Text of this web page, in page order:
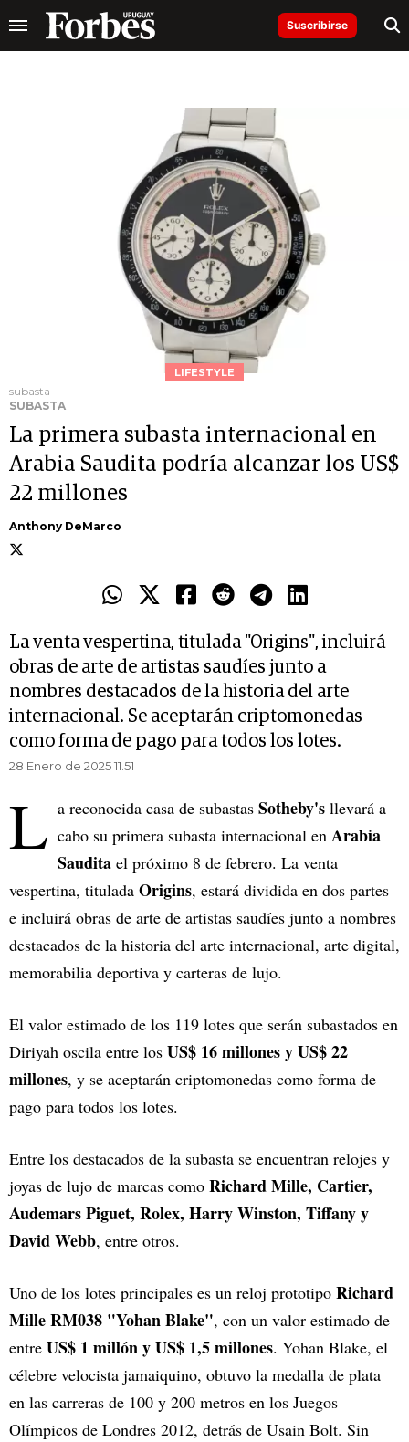
Suscribirse
LIFESTYLE
subasta
SUBASTA
La primera subasta internacional en
Arabia Saudita podría alcanzar los US$
22 millones
Anthony DeMarco
La venta vespertina, titulada "Origins", incluirá
obras de arte de artistas saudíes junto a
nombres destacados de la historia del arte
internacional. Se aceptarán criptomonedas
como forma de pago para todos los lotes.
28 Enero de 2025 11.51
L a reconocida casa de subastas Sotheby's llevará a
cabo su primera subasta internacional en Arabia
Saudita el próximo 8 de febrero. La venta
vespertina, titulada Origins, estará dividida en dos partes
e incluirá obras de arte de artistas saudíes junto a nombres
destacados de la historia del arte internacional, arte digital,
memorabilia deportiva y carteras de lujo.
El valor estimado de los 119 lotes que serán subastados en
Diriyah oscila entre los US$ 16 millones y US$ 22
millones, y se aceptarán criptomonedas como forma de
pago para todos los lotes.
Entre los destacados de la subasta se encuentran relojes y
joyas de lujo de marcas como Richard Mille, Cartier,
Audemars Piguet, Rolex, Harry Winston, Tiffany y
David Webb, entre otros.
Uno de los lotes principales es un reloj prototipo Richard
Mille RM038 "Yohan Blake", con un valor estimado de
entre US$ 1 millón y US$ 1,5 millones. Yohan Blake, el
célebre velocista jamaiquino, obtuvo la medalla de plata
en las carreras de 100 y 200 metros en los Juegos
Olímpicos de Londres 2012, detrás de Usain Bolt. Sin